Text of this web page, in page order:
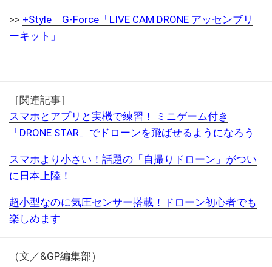
>> +Style G-Force「LIVE CAM DRONE アッセンブリ
ーキット」
［関連記事］
スマホとアプリと実機で練習！ ミニゲーム付き
「DRONE STAR」でドローンを飛ばせるようになろう
スマホより小さい！話題の「自撮りドローン」がつい
に日本上陸！
超小型なのに気圧センサー搭載！ドローン初心者でも
楽しめます
（文／&GP編集部）